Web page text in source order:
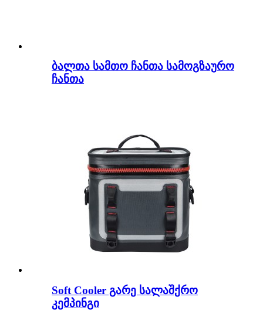
ბალთა სამთო ჩანთა სამოგზაურო
ჩანთა
Soft Cooler გარე სალაშქრო
კემპინგი